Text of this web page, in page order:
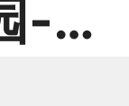
-成